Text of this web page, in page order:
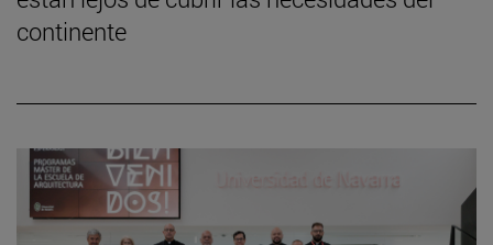
continente